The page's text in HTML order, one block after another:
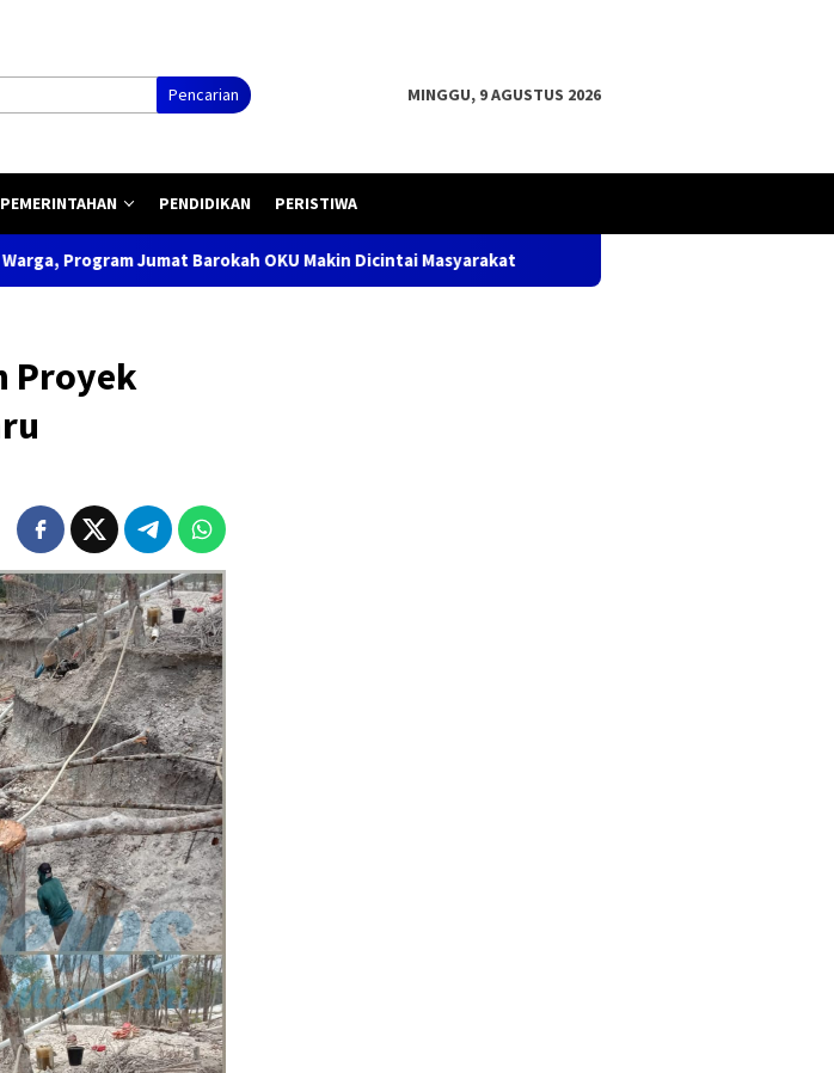
Pencarian
MINGGU, 9 AGUSTUS 2026
PEMERINTAHAN PENDIDIKAN PERISTIWA
Barokah OKU Makin Dicintai Masyarakat Bupati OKU H .Teddy Meilwansyah, S.STP. M.M.,
Proyek